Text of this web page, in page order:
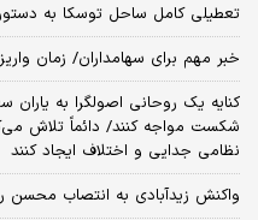
تعطیلی کامل ساحل توسکا به
خبر مهم برای سهامداران/ زمان
کنایه یک روحانی اصولگرا به
شکست مواجه کنند/ دائماً تلاش
نظامی جدایی و اختلاف ایجاد کنند
واکنش زیدآبادی به انتصاب محسن